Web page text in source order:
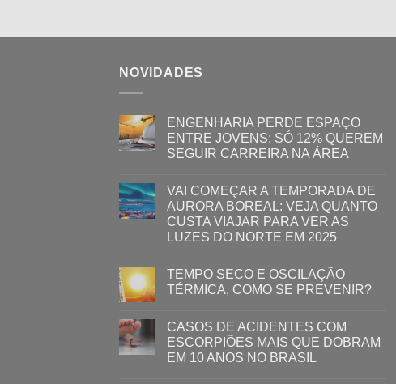
NOVIDADES
ENGENHARIA PERDE ESPAÇO
ENTRE JOVENS: SÓ 12% QUEREM
SEGUIR CARREIRA NA ÁREA
VAI COMEÇAR A TEMPORADA DE
AURORA BOREAL: VEJA QUANTO
CUSTA VIAJAR PARA VER AS
LUZES DO NORTE EM 2025
TEMPO SECO E OSCILAÇÃO
TÉRMICA, COMO SE PREVENIR?
CASOS DE ACIDENTES COM
ESCORPIÕES MAIS QUE DOBRAM
EM 10 ANOS NO BRASIL